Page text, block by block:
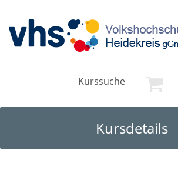
Kurssuche
Kursdetails